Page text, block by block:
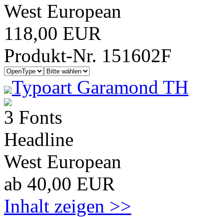
West European
118,00 EUR
Produkt-Nr. 151602F
Typoart Garamond TH
3 Fonts
Headline
West European
ab 40,00 EUR
Inhalt zeigen >>